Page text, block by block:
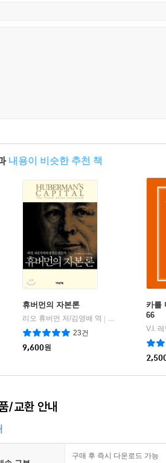
내용이 비슷한 추천 책
휴버먼의 자본론
리오 휴버먼 저/김영배 역 |
23건
9,600원
카를
66
V.I.
/교환 안내
구매 후 즉시 다운로드 가능